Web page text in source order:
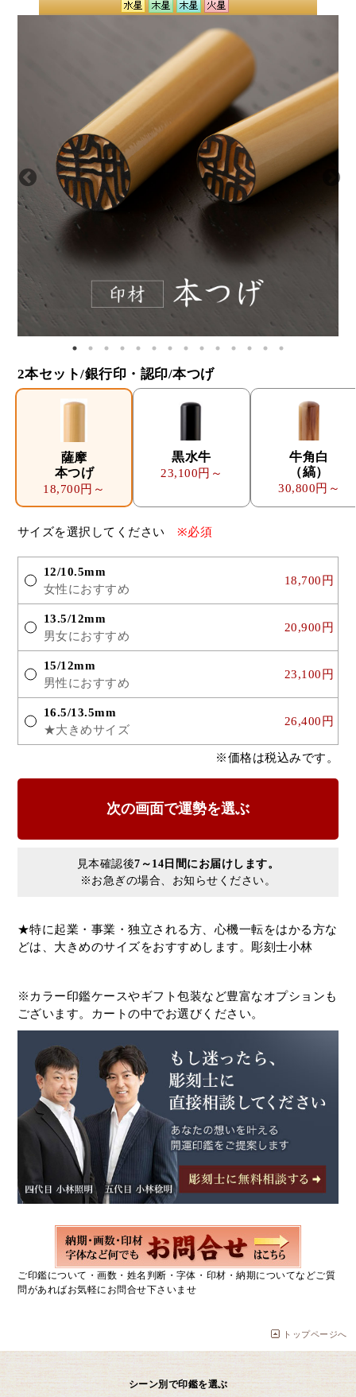
しょうか？
ご印鑑がそのあと押しになれば幸いでございます。
2本セット/銀行印・認印/本つげ
薩摩
本つげ
18,700円～
黒水牛
23,100円～
牛角白
（縞）
30,800円～
サイズを選択してください ※必須
12/10.5mm
女性におすすめ
18,700円
13.5/12mm
男女におすすめ
20,900円
15/12mm
男性におすすめ
23,100円
16.5/13.5mm
★大きめサイズ
26,400円
※価格は税込みです。
見本確認後7～14日間にお届けします。
※お急ぎの場合、お知らせください。
★特に起業・事業・独立される方、心機一転をはかる方な
どは、大きめのサイズをおすすめします。彫刻士小林
※カラー印鑑ケースやギフト包装など豊富なオプションも
ございます。カートの中でお選びください。
ご印鑑について・画数・姓名判断・字体・印材・納期についてなどご質
問があればお気軽にお問合せ下さいませ
トップページへ
シーン別で印鑑を選ぶ